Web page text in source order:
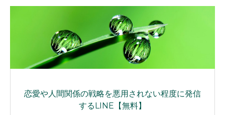
恋愛や人間関係の戦略を悪用されない程度に発信
するLINE【無料】